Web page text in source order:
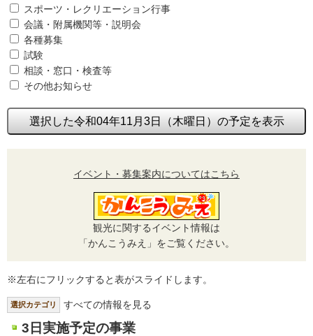
スポーツ・レクリエーション行事
会議・附属機関等・説明会
各種募集
試験
相談・窓口・検査等
その他お知らせ
選択した令和04年11月3日（木曜日）の予定を表示
イベント・募集案内についてはこちら
観光に関するイベント情報は
「かんこうみえ」をご覧ください。
※左右にフリックすると表がスライドします。
選択カテゴリ すべての情報を見る
3日実施予定の事業